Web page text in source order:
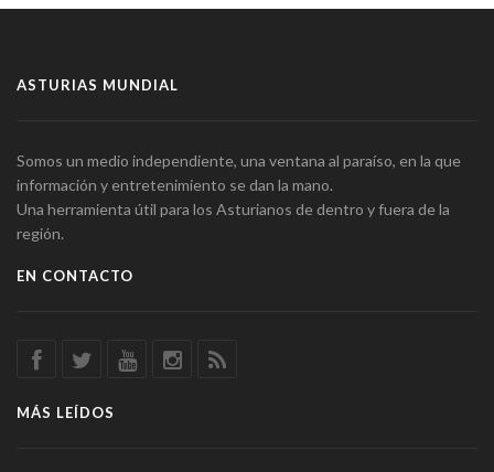
ASTURIAS MUNDIAL
Somos un medio independiente, una ventana al paraíso, en la que
información y entretenimiento se dan la mano.
Una herramienta útil para los Asturianos de dentro y fuera de la
región.
EN CONTACTO
MÁS LEÍDOS